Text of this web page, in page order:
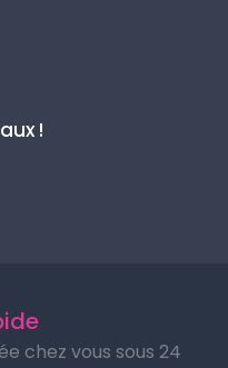
!
chez vous sous 24